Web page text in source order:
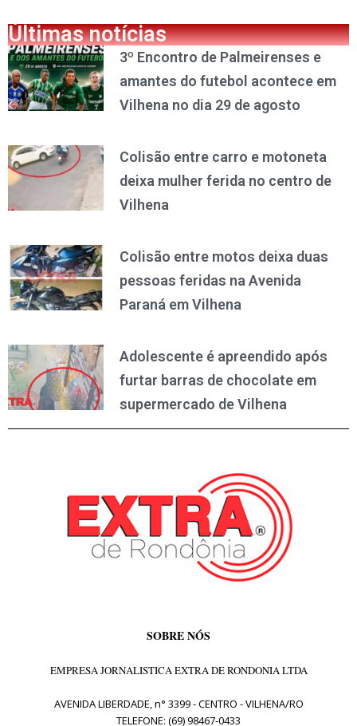
Últimas notícias
3º Encontro de Palmeirenses e
amantes do futebol acontece em
Vilhena no dia 29 de agosto
Colisão entre carro e motoneta
deixa mulher ferida no centro de
Vilhena
Colisão entre motos deixa duas
pessoas feridas na Avenida
Paraná em Vilhena
Adolescente é apreendido após
furtar barras de chocolate em
supermercado de Vilhena
SOBRE NÓS
EMPRESA JORNALISTICA EXTRA DE RONDONIA LTDA
AVENIDA LIBERDADE, n° 3399 - CENTRO - VILHENA/RO
TELEFONE: (69) 98467-0433